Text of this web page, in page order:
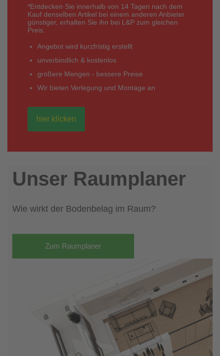
*Entdecken Sie innerhalb von 14 Tagen nach dem
Kauf denselben Artikel bei einem anderen Anbieter
günstiger, erhalten Sie ihn bei L&P zum gleichen
Preis.
Angebot wird kurzfristig erstellt
unverbindlich & kostenlos
größere Mengen - bessere Preise
Wir bieten Verlegung und Montage an
hier klicken
Unser Raumplaner
Wie wirkt der Bodenbelag im Raum?
Zum Raumplaner